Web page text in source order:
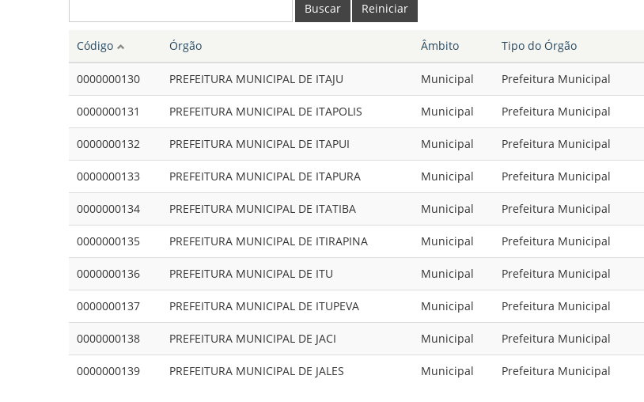
Buscar
Reiniciar
Código Órgão Âmbito Tipo do Órgão
0000000130 PREFEITURA MUNICIPAL DE ITAJU Municipal Prefeitura Municipal
0000000131 PREFEITURA MUNICIPAL DE ITAPOLIS Municipal Prefeitura Municipal
0000000132 PREFEITURA MUNICIPAL DE ITAPUI Municipal Prefeitura Municipal
0000000133 PREFEITURA MUNICIPAL DE ITAPURA Municipal Prefeitura Municipal
0000000134 PREFEITURA MUNICIPAL DE ITATIBA Municipal Prefeitura Municipal
0000000135 PREFEITURA MUNICIPAL DE ITIRAPINA Municipal Prefeitura Municipal
0000000136 PREFEITURA MUNICIPAL DE ITU Municipal Prefeitura Municipal
0000000137 PREFEITURA MUNICIPAL DE ITUPEVA Municipal Prefeitura Municipal
0000000138 PREFEITURA MUNICIPAL DE JACI Municipal Prefeitura Municipal
0000000139 PREFEITURA MUNICIPAL DE JALES Municipal Prefeitura Municipal